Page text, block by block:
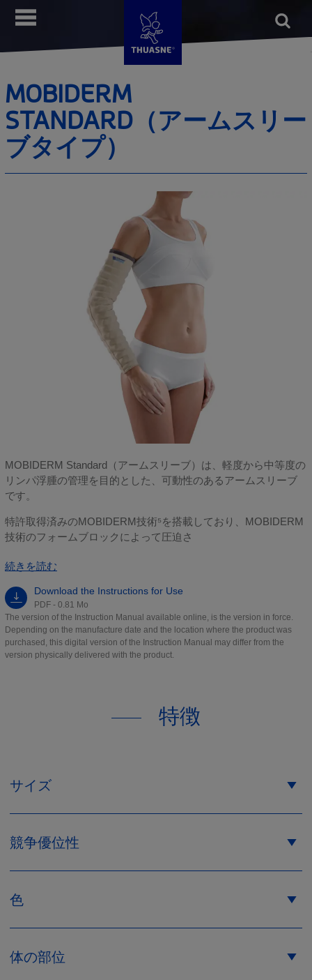
テ
ツ
に
動
Open
form メニュー 検索
MOBIDERM
STANDARD（アームスリー
ブタイプ）
MOBIDERM Standard（アームスリーブ）は、軽度から中等度の
リンパ浮腫の管理を目的とした、可動性のあるアームスリーブ
です。
特許取得済みのMOBIDERM技術⁵を搭載しており、MOBIDERM
技術のフォームブロックによって圧迫さ
続きを読む
Download the Instructions for Use
PDF - 0.81 Mo
The version of the Instruction Manual available online, is the version in force.
Depending on the manufacture date and the location where the product was
purchased, this digital version of the Instruction Manual may differ from the
version physically delivered with the product.
特徴
サイズ
サイズ 1
競争優位性
色
体の部位